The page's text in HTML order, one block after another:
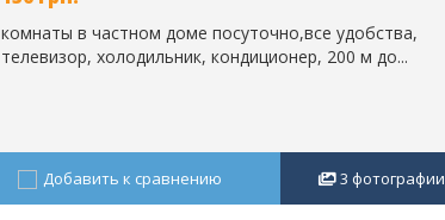
комнаты в частном доме посуточно,все удобства,
телевизор, холодильник, кондиционер, 200 м до...
Добавить к сравнению 3 фотографии